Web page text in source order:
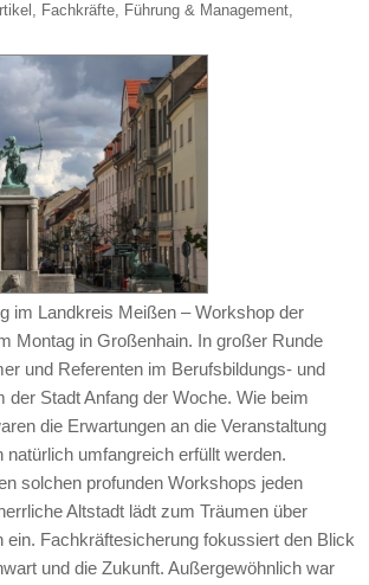
, Fachkräfte, Führung & Management,
im Landkreis Meißen – Workshop der
Montag in Großenhain. In großer Runde
und Referenten im Berufsbildungs- und
der Stadt Anfang der Woche. Wie beim
die Erwartungen an die Veranstaltung
natürlich umfangreich erfüllt werden.
solchen profunden Workshops jeden
Altstadt lädt zum Träumen über
ein. Fachkräftesicherung fokussiert den Blick
und die Zukunft. Außergewöhnlich war